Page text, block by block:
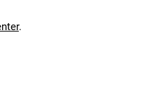
Einen Fehler gefunden?
.